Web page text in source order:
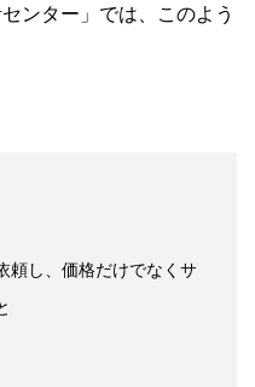
ンター」では、このよう
頼し、価格だけでなくサ